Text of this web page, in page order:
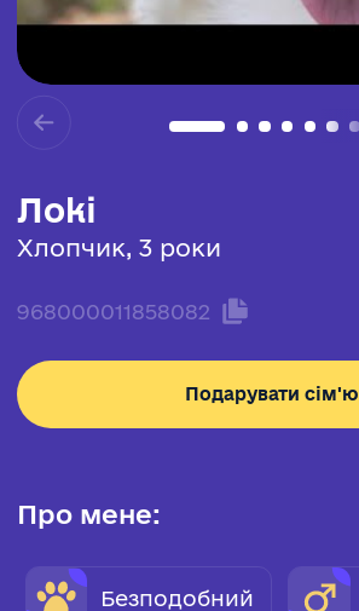
Локі
Хлопчик, 3 роки
968000011858082
Подарувати сім'ю
Про мене:
Безподобний